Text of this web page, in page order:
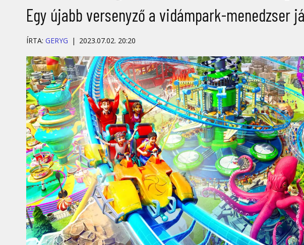
Egy újabb versenyző a vidámpark-menedzser
ÍRTA: GERYG 2023.07.02. 20:20